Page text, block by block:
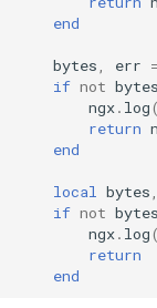
graphite
headers-more
hmac-secure-link
html-sanitize
end
bytes err =
if not bytes
ngx. log(
return
end
local bytes
if not bytes
ngx. log(
return
end